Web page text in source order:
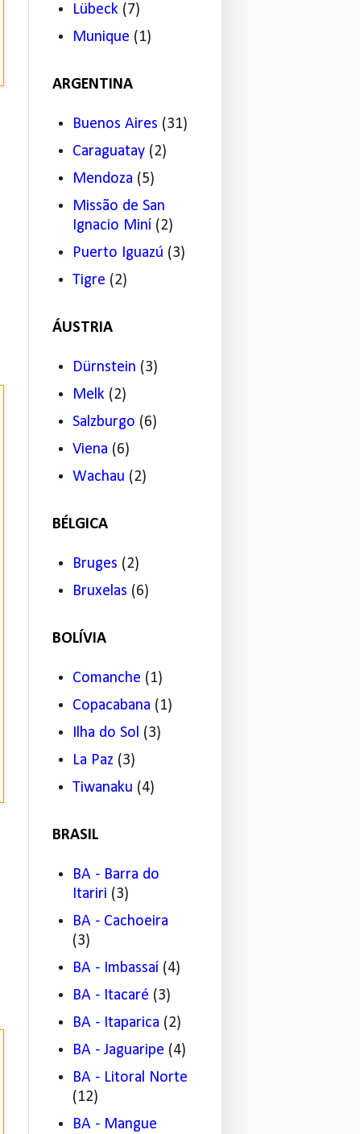
Lübeck (7)
Munique (1)
ARGENTINA
Buenos Aires (31)
Caraguatay (2)
Mendoza (5)
Missão de San
Ignacio Miní (2)
Puerto Iguazú (3)
Tigre (2)
ÁUSTRIA
Dürnstein (3)
Melk (2)
Salzburgo (6)
Viena (6)
Wachau (2)
BÉLGICA
Bruges (2)
Bruxelas (6)
BOLÍVIA
Comanche (1)
Copacabana (1)
Ilha do Sol (3)
La Paz (3)
Tiwanaku (4)
BRASIL
BA - Barra do
Itariri (3)
BA - Cachoeira
(3)
BA - Imbassaí (4)
BA - Itacaré (3)
BA - Itaparica (2)
BA - Jaguaripe (4)
BA - Litoral Norte
(12)
BA - Mangue